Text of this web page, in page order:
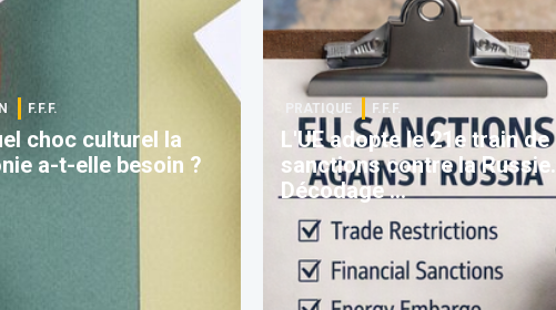
F.F.F.
choc culturel la
a-t-elle besoin ?
PRATIQUE F.F.F.
L'UE adopte le 21e train de
sanctions contre la Russie.
Décodage ...